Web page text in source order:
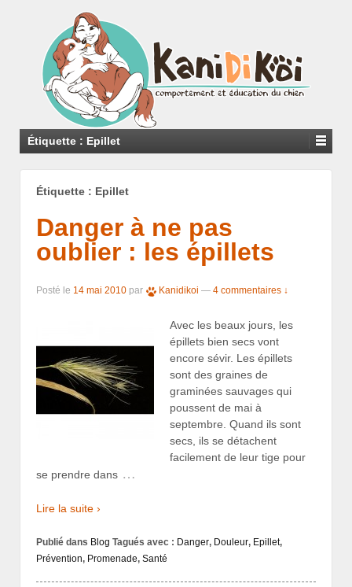
Étiquette : Epillet
Étiquette : Epillet
Danger à ne pas
oublier : les épillets
Posté le 14 mai 2010 par Kanidikoi — 4 commentaires ↓
Avec les beaux jours, les
épillets bien secs vont
encore sévir. Les épillets
sont des graines de
graminées sauvages qui
poussent de mai à
septembre. Quand ils sont
secs, ils se détachent
facilement de leur tige pour
se prendre dans …
Lire la suite ›
Publié dans Blog Tagués avec : Danger, Douleur, Epillet,
Prévention, Promenade, Santé